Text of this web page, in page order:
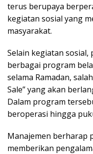
terus berupaya
kegiatan sosial yang
masyarakat.
Selain kegiatan
berbagai program
selama Ramadan,
Sale” yang akan
Dalam program
beroperasi hingga
Manajemen berharap
memberikan